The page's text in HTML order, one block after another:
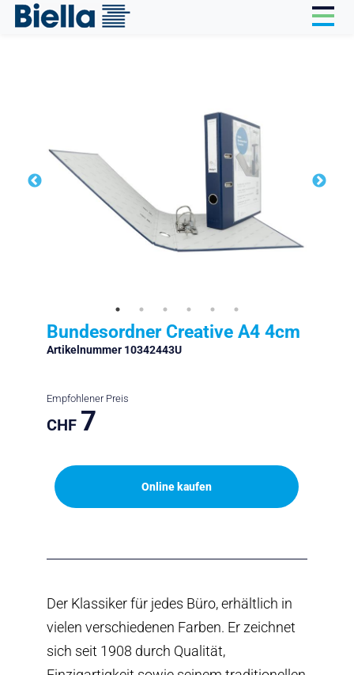
Bundesordner Creative A4 4cm
Artikelnummer 10342443U
Empfohlener Preis
CHF 7
Online kaufen
Der Klassiker für jedes Büro, erhältlich in
vielen verschiedenen Farben. Er zeichnet
sich seit 1908 durch Qualität,
Cookie-Einstellungen